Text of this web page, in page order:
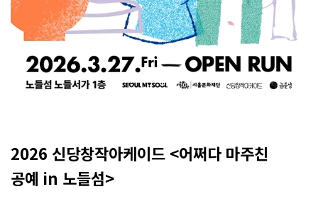
2026 신당창작아케이드 <어쩌다 마주친
공예 in 노들섬>